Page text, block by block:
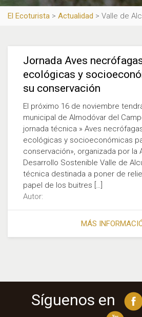
El Ecoturista > Actualidad > Valle de
Jornada Aves
ecológicas y
su conservación
El próximo 16 de noviembre
municipal de Almodóvar del
jornada técnica » Aves
ecológicas y socioeconómicas
conservación», organizada por la
Desarrollo Sostenible Valle de
técnica destinada a poner de
papel de los buitres […]
Autor:
MÁS
Síguenos en